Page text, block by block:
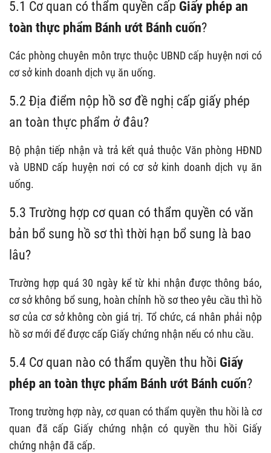
5.1 Cơ quan có thẩm quyền cấp Giấy phép an
toàn thực phẩm Bánh ướt Bánh cuốn?
Các phòng chuyên môn trực thuộc UBND cấp huyện nơi có
cơ sở kinh doanh dịch vụ ăn uống.
5.2 Địa điểm nộp hồ sơ đề nghị cấp giấy phép
an toàn thực phẩm ở đâu?
Bộ phận tiếp nhận và trả kết quả thuộc Văn phòng HĐND
và UBND cấp huyện nơi có cơ sở kinh doanh dịch vụ ăn
uống.
5.3 Trường hợp cơ quan có thẩm quyền có văn
bản bổ sung hồ sơ thì thời hạn bổ sung là bao
lâu?
Trường hợp quá 30 ngày kể từ khi nhận được thông báo,
cơ sở không bổ sung, hoàn chỉnh hồ sơ theo yêu cầu thì hồ
sơ của cơ sở không còn giá trị. Tổ chức, cá nhân phải nộp
hồ sơ mới để được cấp Giấy chứng nhận nếu có nhu cầu.
5.4 Cơ quan nào có thẩm quyền thu hồi Giấy
phép an toàn thực phẩm Bánh ướt Bánh cuốn?
Trong trường hợp này, cơ quan có thẩm quyền thu hồi là cơ
quan đã cấp Giấy chứng nhận có quyền thu hồi Giấy
chứng nhận đã cấp.